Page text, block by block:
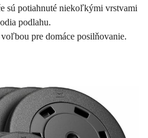
sú potiahnuté niekoľkými vrstvami
podlahu.
pre domáce posilňovanie.